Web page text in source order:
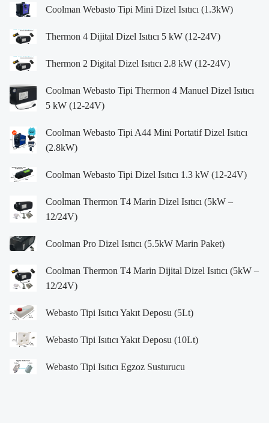
Coolman Webasto Tipi Mini Dizel Isıtıcı (1.3kW)
Thermon 4 Dijital Dizel Isıtıcı 5 kW (12-24V)
Thermon 2 Digital Dizel Isıtıcı 2.8 kW (12-24V)
Coolman Webasto Tipi Thermon 4 Manuel Dizel Isıtıcı
5 kW (12-24V)
Coolman Webasto Tipi A44 Mini Portatif Dizel Isıtıcı
(2.8kW)
Coolman Webasto Tipi Dizel Isıtıcı 1.3 kW (12-24V)
Coolman Thermon T4 Marin Dizel Isıtıcı (5kW –
12/24V)
Coolman Pro Dizel Isıtıcı (5.5kW Marin Paket)
Coolman Thermon T4 Marin Dijital Dizel Isıtıcı (5kW –
12/24V)
Webasto Tipi Isıtıcı Yakıt Deposu (5Lt)
Webasto Tipi Isıtıcı Yakıt Deposu (10Lt)
Webasto Tipi Isıtıcı Egzoz Susturucu